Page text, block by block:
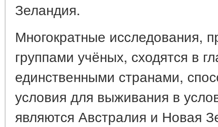
Зеландия.
Многократные исследования,
группами учёных, сходятся в
единственными странами,
условия для выживания в
являются Австралия и Новая